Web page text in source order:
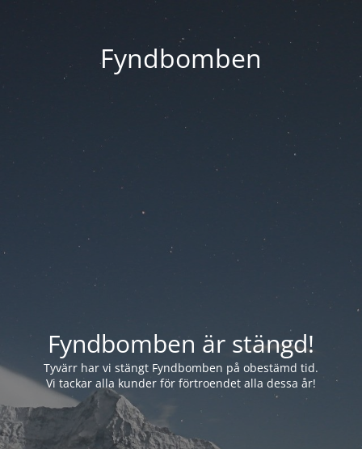
Fyndbomben
Fyndbomben är stängd!
Tyvärr har vi stängt Fyndbomben på obestämd tid.
Vi tackar alla kunder för förtroendet alla dessa år!